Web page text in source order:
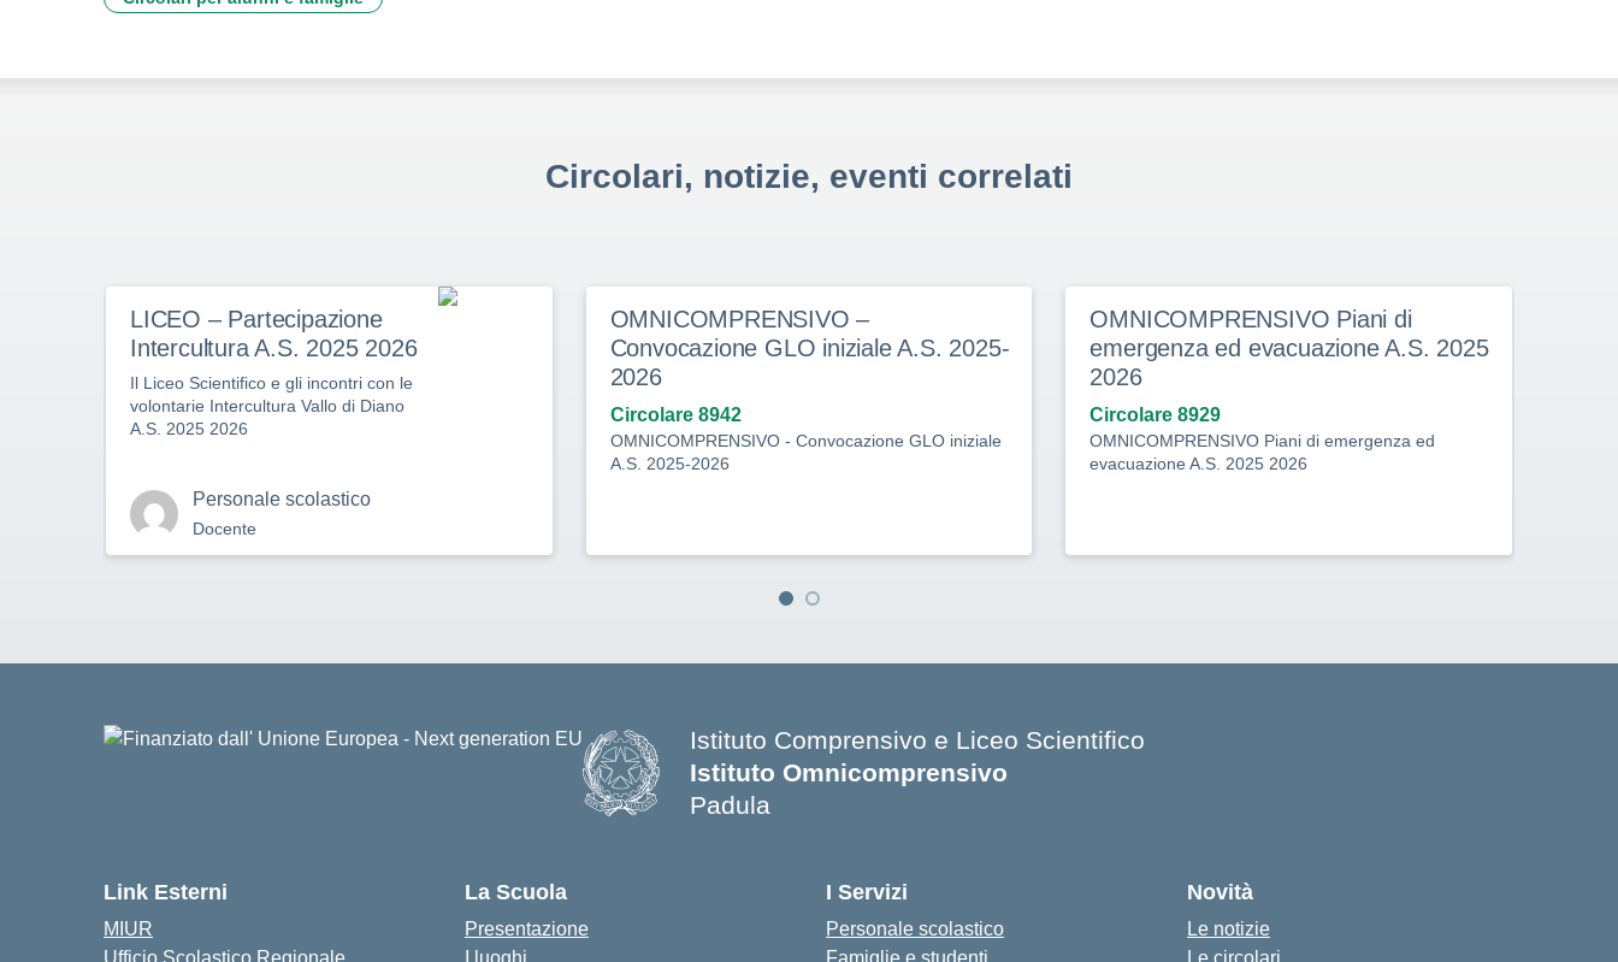
Circolari, notizie, eventi correlati
LICEO – Partecipazione
Intercultura A.S. 2025 2026
Il Liceo Scientifico e gli incontri con le
volontarie Intercultura Vallo di Diano
A.S. 2025 2026
Personale scolastico
Docente
OMNICOMPRENSIVO –
Convocazione GLO iniziale A.S. 2025-
2026
Circolare 8942
OMNICOMPRENSIVO - Convocazione GLO iniziale
A.S. 2025-2026
OMNICOMPRENSIVO Piani di
emergenza ed evacuazione A.S. 2025
2026
Circolare 8929
OMNICOMPRENSIVO Piani di emergenza ed
evacuazione A.S. 2025 2026
Istituto Comprensivo e Liceo Scientifico
Istituto Omnicomprensivo
Padula
Link Esterni
MIUR
Ufficio Scolastico Regionale
La Scuola
Presentazione
I luoghi
I Servizi
Personale scolastico
Famiglie e studenti
Novità
Le notizie
Le circolari